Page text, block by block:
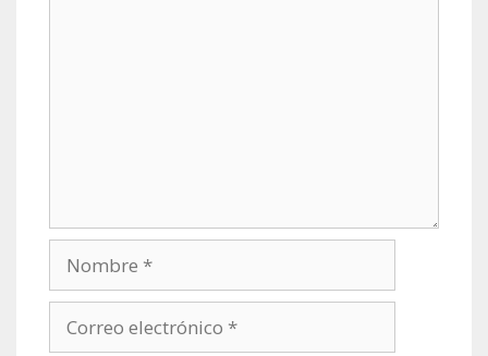
electrónico